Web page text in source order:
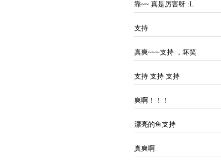
靠~~ 真是厉害呀 :L
支持
真爽~~~支持 ，坏笑
支持 支持 支持
爽啊！！！
漂亮的鱼支持
真爽啊